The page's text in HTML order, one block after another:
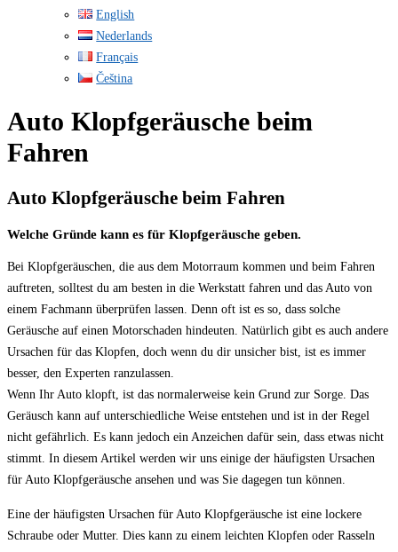
English
Nederlands
Français
Čeština
Auto Klopfgeräusche beim
Fahren
Auto Klopfgeräusche beim Fahren
Welche Gründe kann es für Klopfgeräusche geben.
Bei Klopfgeräuschen, die aus dem Motorraum kommen und beim Fahren
auftreten, solltest du am besten in die Werkstatt fahren und das Auto von
einem Fachmann überprüfen lassen. Denn oft ist es so, dass solche
Geräusche auf einen Motorschaden hindeuten. Natürlich gibt es auch andere
Ursachen für das Klopfen, doch wenn du dir unsicher bist, ist es immer
besser, den Experten ranzulassen.
Wenn Ihr Auto klopft, ist das normalerweise kein Grund zur Sorge. Das
Geräusch kann auf unterschiedliche Weise entstehen und ist in der Regel
nicht gefährlich. Es kann jedoch ein Anzeichen dafür sein, dass etwas nicht
stimmt. In diesem Artikel werden wir uns einige der häufigsten Ursachen
für Auto Klopfgeräusche ansehen und was Sie dagegen tun können.
Eine der häufigsten Ursachen für Auto Klopfgeräusche ist eine lockere
Schraube oder Mutter. Dies kann zu einem leichten Klopfen oder Rasseln